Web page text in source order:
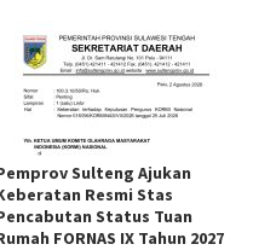
Sulteng Ajukan
Resmi Stas
Status Tuan
FORNAS IX Tahun 2027